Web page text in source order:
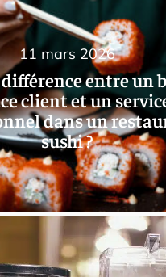
entre un
client et un
dans un
sushi ?
11 mars 2026